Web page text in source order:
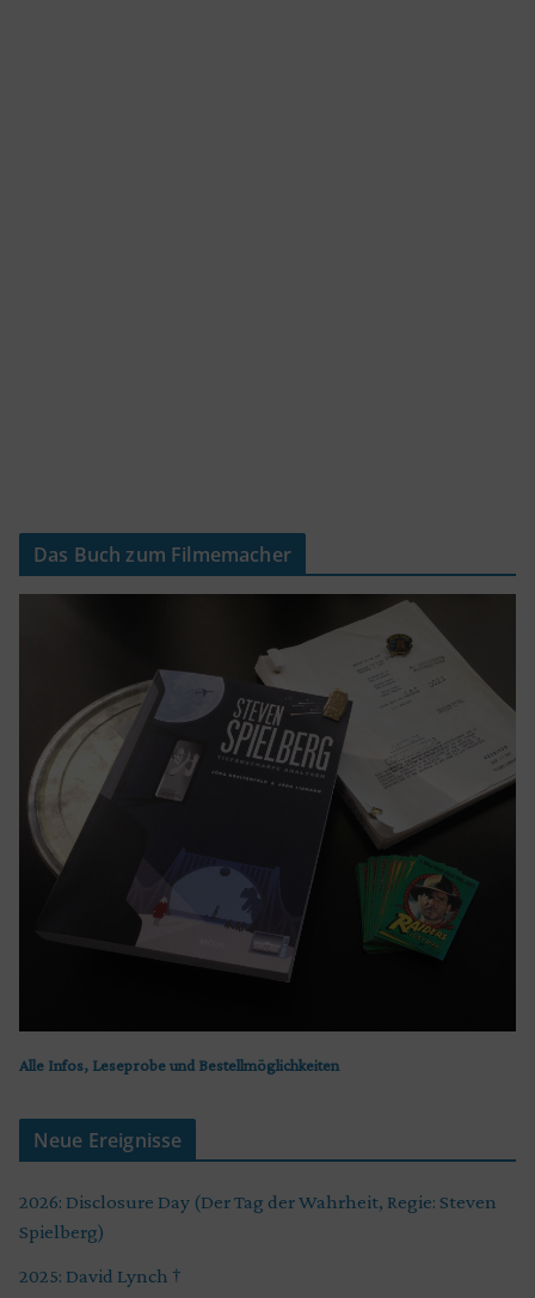
Das Buch zum Filmemacher
Alle Infos, Leseprobe und Bestellmöglichkeiten
Neue Ereignisse
2026: Disclosure Day (Der Tag der Wahrheit, Regie: Steven
Spielberg)
2025: David Lynch †